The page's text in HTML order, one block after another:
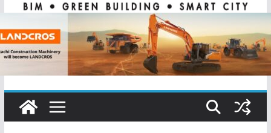
ผู้เชี่ยวชาญด้านวิศวกรรมโครงสร้างเสนอแผนปฏิรูป
มาตรฐานตั้งแต่การออกแบบถึงการตรวจสอบอาคารไทย
รับมือแผ่นดินไหว